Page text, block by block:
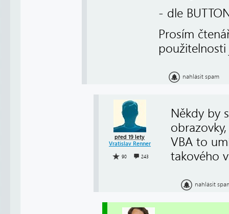
- dle
Prosím
nahlásit spam
před 19 lety
Vratislav Renner
90 243
Někdy by
VBA to
takového
nahlásit